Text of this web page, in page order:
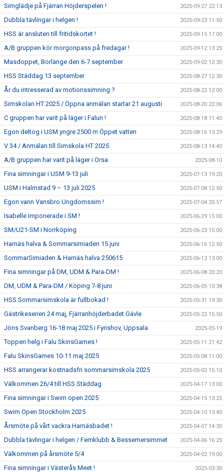
Simglädje på Fjärran Höjderspelen ! 2025-09-27 22:13
Dubbla tävlingar i helgen ! 2025-09-23 11:50
HSS är ansluten till fritidskortet ! 2025-09-15 17:00
A/B gruppen kör morgonpass på fredagar ! 2025-09-12 13:25
Masdoppet, Borlänge den 6-7 september 2025-09-02 12:30
HSS Städdag 13 september 2025-08-27 12:30
År du intresserad av motionssimning ? 2025-08-22 12:00
Simskolan HT 2025 / Öppna anmälan startar 21 augusti 2025-08-20 22:06
C gruppen har varit på läger i Falun ! 2025-08-18 11:40
Egon deltog i USM yngre 2500 m Öppet vatten 2025-08-16 13:29
V 34 / Anmälan till Simskola HT 2025 2025-08-13 14:40
A/B gruppen har varit på läger i Orsa 2025-08-10
Fina simningar i USM 9-13 juli 2025-07-13 19:20
USM i Halmstad 9 – 13 juli 2025 2025-07-08 12:50
Egon vann Vansbro Ungdomssim ! 2025-07-04 20:57
Isabelle imponerade i SM ! 2025-06-29 15:00
SM/U21-SM i Norrköping 2025-06-23 15:00
Harnäs halva & Sommarsimiaden 15 juni 2025-06-16 12:50
SommarSimiaden & Harnäs halva 250615 2025-06-12 13:00
Fina simningar på DM, UDM & Para-DM ! 2025-06-08 20:20
DM, UDM & Para-DM / Köping 7-8 juni 2025-06-05 10:38
HSS Sommarsimskola är fullbokad ! 2025-05-31 19:30
Gästrikeserien 24 maj, Fjärranhöjderbadet Gävle 2025-05-22 15:50
Jöns Svanberg 16-18 maj 2025 i Fyrishov, Uppsala 2025-05-19
Toppen helg i Falu SkinsGames ! 2025-05-11 21:42
Falu SkinsGames 10-11 maj 2025 2025-05-08 11:00
HSS arrangerar kostnadsfri sommarsimskola 2025 2025-05-02 15:10
Välkommen 26/4 till HSS Städdag 2025-04-17 13:00
Fina simningar i Swim open 2025 2025-04-15 13:25
Swim Open Stockholm 2025 2025-04-10 13:40
Årsmöte på vårt vackra Harnäsbadet ! 2025-04-07 14:30
Dubbla tävlingar i helgen / Femklubb & Bessemersimmet 2025-04-06 16:25
Välkommen på årsmöte 5/4 2025-04-02 19:00
Fina simningar i Västerås Meet ! 2025-03-30